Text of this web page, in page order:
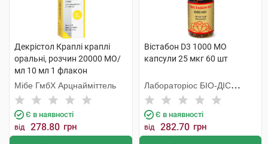
Декрістол Краплі краплі
оральні, розчин 20000 МО/
мл 10 мл 1 флакон
Мібе ГмбХ Арцнайміттель
Є в наявності
від 278.80 грн
Вістабон D3 1000 МО
капсули 25 мкг 60 шт
Лабораторiос БIО-ДIС
Еспанія
Є в наявності
від 282.70 грн